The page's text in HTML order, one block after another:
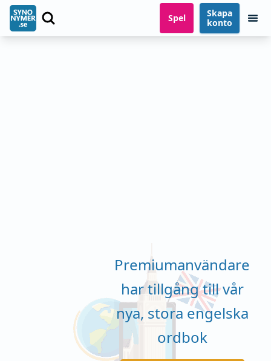
Spel
Skapa
konto
Premiumanvändare
har tillgång till vår
nya, stora engelska
ordbok